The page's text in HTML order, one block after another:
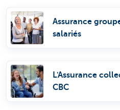
Assurance
salariés
L'Assurance
CBC